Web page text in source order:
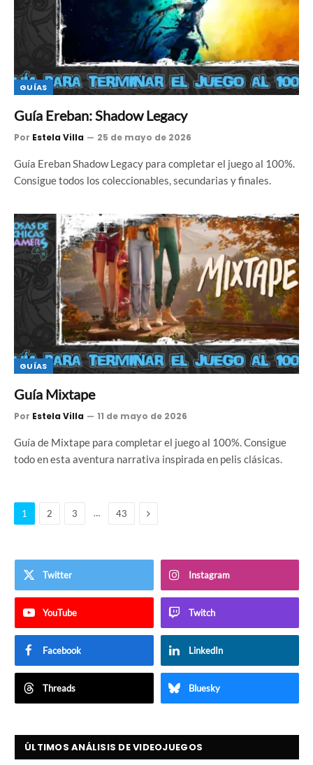
GUÍAS
Guía Ereban: Shadow Legacy
Por Estela Villa 25 de mayo de 2026
Guía Ereban Shadow Legacy para completar el juego al 100%.
Consigue todos los coleccionables, secundarias y finales.
GUÍAS
Guía Mixtape
Por Estela Villa 11 de mayo de 2026
Guía de Mixtape para completar el juego al 100%. Consigue
todo en esta aventura narrativa inspirada en pelis clásicas.
1 2 3 … 43 Siguiente
Twitter Instagram
YouTube Twitch
Facebook LinkedIn
Threads Bluesky
ÚLTIMOS ANÁLISIS DE VIDEOJUEGOS